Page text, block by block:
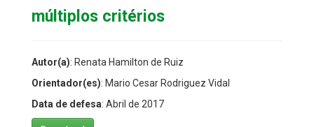
múltiplos critérios
Autor(a): Renata Hamilton de Ruiz
Orientador(es): Mario Cesar Rodriguez Vidal
Data de defesa: Abril de 2017